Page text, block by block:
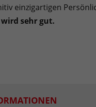
einzigartigen
wird sehr gut.